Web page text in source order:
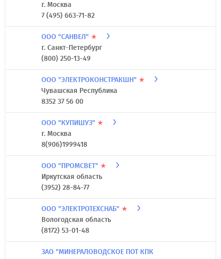
г. Москва
7 (495) 663-71-82
ООО "САНВЕЛ" ★
г. Санкт-Петербург
(800) 250-13-49
ООО "ЭЛЕКТРОКОНСТРАКШН" ★
Чувашская Республика
8352 37 56 00
ООО "КУПИШУЗ" ★
г. Москва
8(906)1999418
ООО "ПРОМСВЕТ" ★
Иркутская область
(3952) 28-84-77
ООО "ЭЛЕКТРОТЕХСНАБ" ★
Вологодская область
(8172) 53-01-48
ЗАО "МИНЕРАЛОВОДСКОЕ ПОТ КПК